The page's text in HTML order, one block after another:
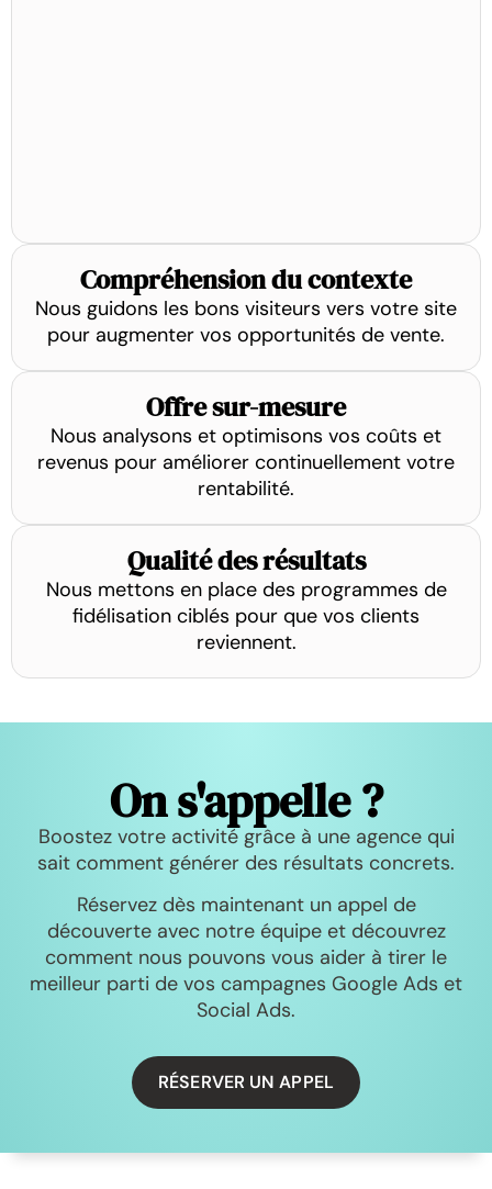
Compréhension du contexte
Nous guidons les bons visiteurs vers votre site
pour augmenter vos opportunités de vente.
Offre sur-mesure
Nous analysons et optimisons vos coûts et
revenus pour améliorer continuellement votre
rentabilité.
Qualité des résultats
Nous mettons en place des programmes de
fidélisation ciblés pour que vos clients
reviennent.
On s'appelle ?
Boostez votre activité grâce à une agence qui
sait comment générer des résultats concrets.
Réservez dès maintenant un appel de
découverte avec notre équipe et découvrez
comment nous pouvons vous aider à tirer le
meilleur parti de vos campagnes Google Ads et
Social Ads.
RÉSERVER UN APPEL